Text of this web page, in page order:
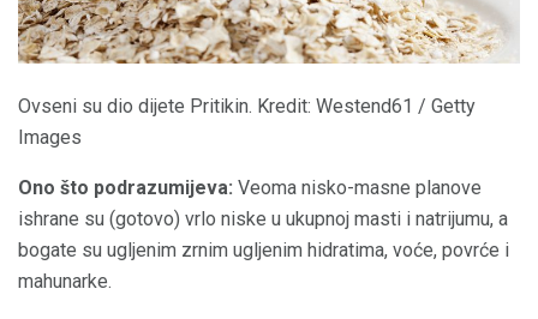
Ovseni su dio dijete Pritikin. Kredit: Westend61 / Getty
Images
Ono što podrazumijeva: Veoma nisko-masne planove
ishrane su (gotovo) vrlo niske u ukupnoj masti i natrijumu, a
bogate su ugljenim zrnim ugljenim hidratima, voće, povrće i
mahunarke.